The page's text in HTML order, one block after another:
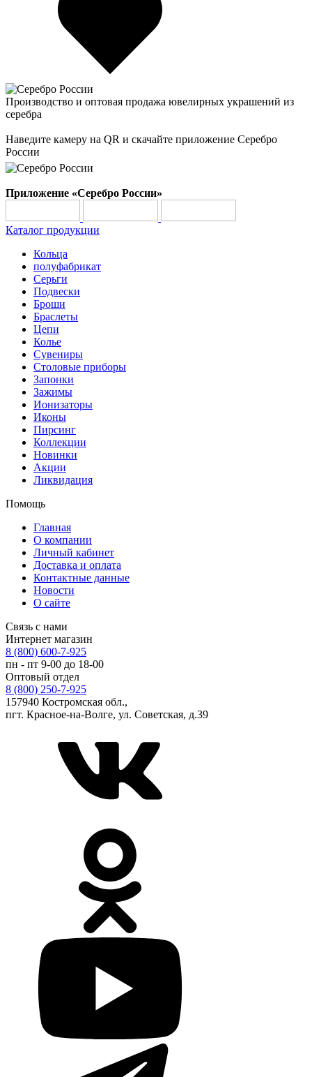
Производство и оптовая продажа ювелирных украшений из
серебра
Наведите камеру на QR и скачайте приложение Серебро
России
Приложение «Серебро России»
Каталог продукции
Кольца
полуфабрикат
Серьги
Подвески
Броши
Браслеты
Цепи
Колье
Сувениры
Столовые приборы
Запонки
Зажимы
Ионизаторы
Иконы
Пирсинг
Коллекции
Новинки
Акции
Ликвидация
Помощь
Главная
О компании
Личный кабинет
Доставка и оплата
Контактные данные
Новости
О сайте
Связь с нами
Интернет магазин
8 (800) 600-7-925
пн - пт 9-00 до 18-00
Оптовый отдел
8 (800) 250-7-925
157940 Костромская обл.,
пгт. Красное-на-Волге, ул. Советская, д.39